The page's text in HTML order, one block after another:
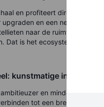
en profiteert direct van
upgraden en een netwerk
naar de ruimte, deze
Dat is het ecosysteem.
kunstmatige intelligentie
en minder
tot een bredere